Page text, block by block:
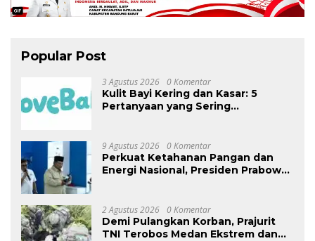
Popular Post
3 Agustus 2026 0 Komentar
Kulit Bayi Kering dan Kasar: 5
Pertanyaan yang Sering
9 Agustus 2026 0 Komentar
Perkuat Ketahanan Pangan dan
Energi Nasional, Presiden Prabowo
Nusantara
2 Agustus 2026 0 Komentar
Demi Pulangkan Korban, Prajurit
TNI Terobos Medan Ekstrem dan